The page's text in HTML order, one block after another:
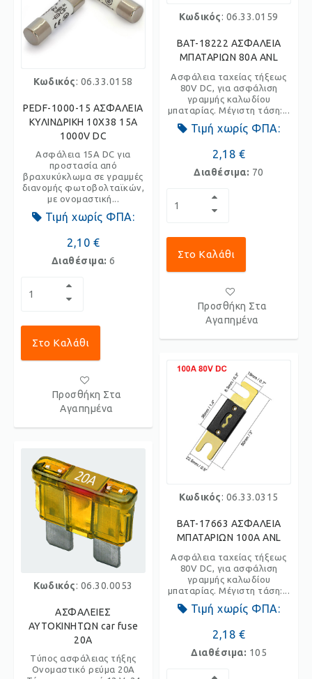
Κωδικός: 06.33.0158
PEDF-1000-15 ΑΣΦΑΛΕΙΑ
ΚΥΛΙΝΔΡΙΚΗ 10X38 15A
1000V DC
Ασφάλεια 15Α DC για
προστασία από
βραχυκύκλωμα σε γραμμές
διανομής φωτοβολταϊκών,
με ονομαστική...
Τιμή χωρίς ΦΠΑ:
2,10 €
Διαθέσιμα: 6
Στο Καλάθι
Προσθήκη Στα
Αγαπημένα
Κωδικός: 06.30.0053
ΑΣΦΑΛΕΙΕΣ
ΑΥΤΟΚΙΝΗΤΩΝ car fuse
20A
Τύπος ασφάλειας τήξης
Ονομαστικό ρεύμα 20A
Κωδικός: 06.33.0159
BAT-18222 ΑΣΦΑΛΕΙΑ
ΜΠΑΤΑΡΙΩΝ 80Α ANL
Ασφάλεια ταχείας τήξεως
80V DC, για ασφάλιση
γραμμής καλωδίου
μπαταρίας. Μέγιστη τάση:...
Τιμή χωρίς ΦΠΑ:
2,18 €
Διαθέσιμα: 70
Στο Καλάθι
Προσθήκη Στα
Αγαπημένα
Κωδικός: 06.33.0315
BAT-17663 ΑΣΦΑΛΕΙΑ
ΜΠΑΤΑΡΙΩΝ 100Α ANL
Ασφάλεια ταχείας τήξεως
80V DC, για ασφάλιση
γραμμής καλωδίου
μπαταρίας. Μέγιστη τάση:...
Τιμή χωρίς ΦΠΑ:
2,18 €
Διαθέσιμα: 105